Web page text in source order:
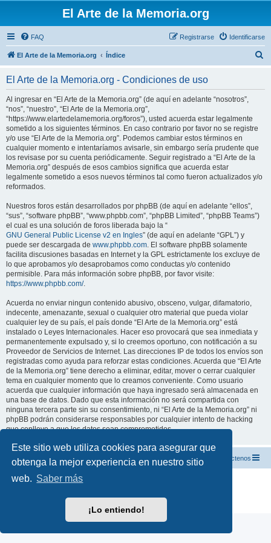
Este sitio web utiliza cookies para asegurar que
obtenga la mejor experiencia en nuestro sitio
web. Saber más
¡Lo entiendo!
El Arte de la Memoria.org
FAQ Identificarse
Registrarse
El Arte de la Memoria.org Índice
El Arte de la Memoria.org - Condiciones de uso
Al ingresar en “El Arte de la Memoria.org” (de aquí en adelante “nosotros”,
“nos”, “nuestro”, “El Arte de la Memoria.org”,
“https://www.elartedelamemoria.org/foros”), usted acuerda estar legalmente
sometido a los siguientes términos. En caso contrario por favor no se registre
y/o use “El Arte de la Memoria.org”. Podemos cambiar estos términos en
cualquier momento e intentaríamos avisarle, sin embargo sería prudente que
los revisase por su cuenta periódicamente. Seguir registrado a “El Arte de la
Memoria.org” después de esos cambios significa que acuerda estar
legalmente sometido a esos nuevos términos tal como fueron actualizados y/o
reformados.
Nuestros foros están desarrollados por phpBB (de aquí en adelante “ellos”,
“sus”, “software phpBB”, “www.phpbb.com”, “phpBB Limited”, “phpBB Teams”)
el cual es una solución de foros liberada bajo la “
GNU General Public License v2 en Ingles” (de aquí en adelante “GPL”) y
puede ser descargada de www.phpbb.com. El software phpBB solamente
facilita discusiones basadas en Internet y la GPL estrictamente los excluye de
lo que aprobamos y/o desaprobamos como conductas y/o contenido
permisible. Para más información sobre phpBB, por favor visite:
https://www.phpbb.com/.
Acuerda no enviar ningun contenido abusivo, obsceno, vulgar, difamatorio,
indecente, amenazante, sexual o cualquier otro material que pueda violar
cualquier ley de su país, el país donde “El Arte de la Memoria.org” está
instalado o Leyes Internacionales. Hacer eso provocará que sea inmediata y
permanentemente expulsado y, si lo creemos oportuno, con notificación a su
Proveedor de Servicios de Internet. Las direcciones IP de todos los envíos son
registradas como ayuda para reforzar estas condiciones. Acuerda que “El Arte
de la Memoria.org” tiene derecho a eliminar, editar, mover o cerrar cualquier
tema en cualquier momento que lo creamos conveniente. Como usuario
acuerda que cualquier información que haya ingresado será almacenada en
una base de datos. Dado que esta información no será compartida con
ninguna tercera parte sin su consentimiento, ni “El Arte de la Memoria.org” ni
phpBB podrán considerarse responsables por cualquier intento de hacking
que conlleve a que los datos sean comprometidos.
El Arte de la Memoria.org Índice Contáctenos
Desarrollado por
Condiciones